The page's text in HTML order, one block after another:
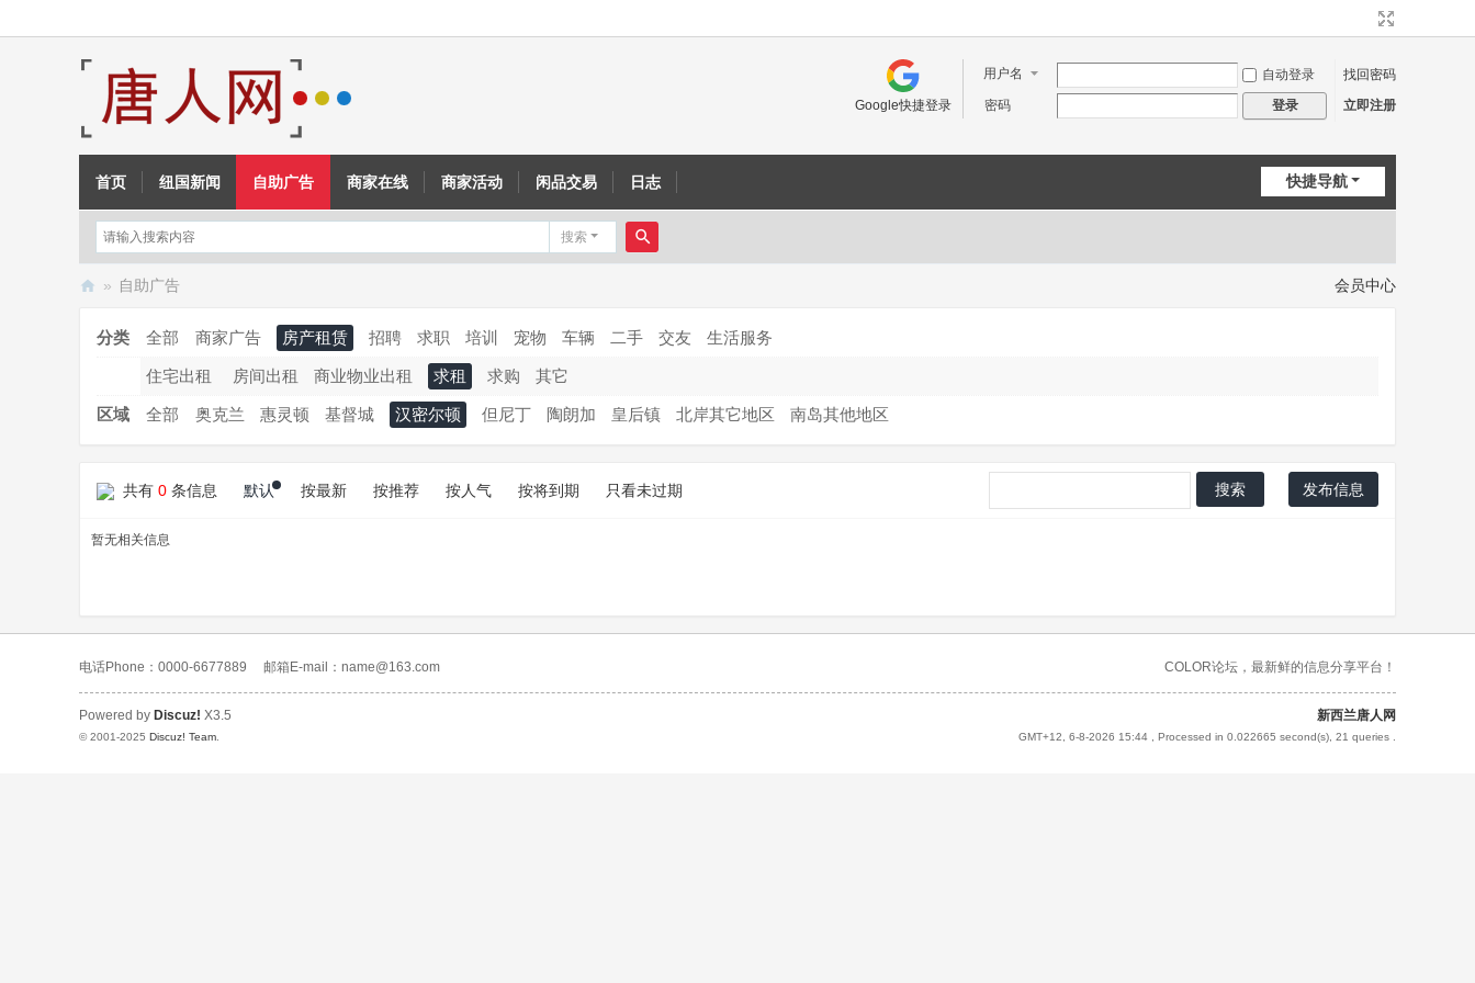
用户名 自动登录
找回密码
密码
登录 立即注册
Google快捷登录
快捷导航
首页 纽国新闻 自助广告 商家在线 商家活动 闲品交易 日志
搜索
搜
» 自助广告 会员中心
分类 全部 商家广告 房产租赁 招聘 求职 培训 宠物 车辆 二手 交友 生活服务
住宅出租 房间出租 商业物业出租 求租 求购 其它
区域 全部 奥克兰 惠灵顿 基督城 汉密尔顿 但尼丁 陶朗加 皇后镇 北岸其它地区 南岛其他地区
共有 0 条信息 默认 按最新 按推荐 按人气 按将到期 只看未过期 搜索 发布信息
暂无相关信息
电话Phone：0000-6677889 邮箱E-mail：name@163.com COLOR论坛，最新鲜的信息分享平台！
新西兰唐人网
GMT+12, 6-8-2026 15:44 , Processed in 0.022665 second(s), 21 queries .
Powered by Discuz! X3.5
© 2001-2025 Discuz! Team